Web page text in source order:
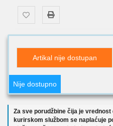
Artikal nije dostupan
Nije dostupno
Za sve porudžbine čija je
kurirskom službom se naplaćuje